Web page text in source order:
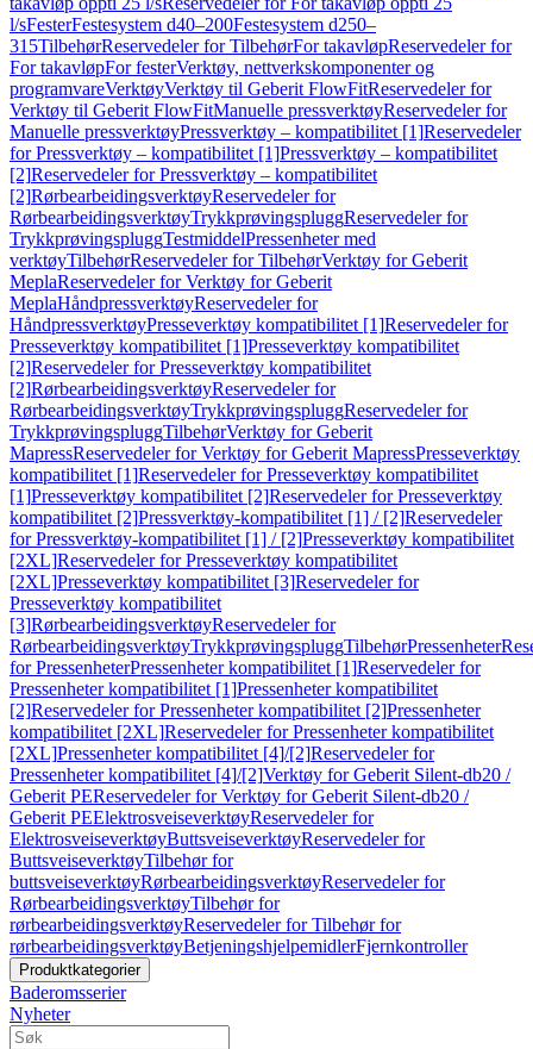
l/sFesterFestesystem d40–200Festesystem d250–
315TilbehørReservedeler for TilbehørFor takavløpReservedeler for
For takavløpFor festerVerktøy, nettverkskomponenter og
programvareVerktøyVerktøy til Geberit FlowFitReservedeler for
Verktøy til Geberit FlowFitManuelle pressverktøyReservedeler for
Manuelle pressverktøyPressverktøy – kompatibilitet [1]Reservedeler
for Pressverktøy – kompatibilitet [1]Pressverktøy – kompatibilitet
[2]Reservedeler for Pressverktøy – kompatibilitet
[2]RørbearbeidingsverktøyReservedeler for
RørbearbeidingsverktøyTrykkprøvingspluggReservedeler for
TrykkprøvingspluggTestmiddelPressenheter med
verktøyTilbehørReservedeler for TilbehørVerktøy for Geberit
MeplaReservedeler for Verktøy for Geberit
MeplaHåndpressverktøyReservedeler for
HåndpressverktøyPresseverktøy kompatibilitet [1]Reservedeler for
Presseverktøy kompatibilitet [1]Presseverktøy kompatibilitet
[2]Reservedeler for Presseverktøy kompatibilitet
[2]RørbearbeidingsverktøyReservedeler for
RørbearbeidingsverktøyTrykkprøvingspluggReservedeler for
TrykkprøvingspluggTilbehørVerktøy for Geberit
MapressReservedeler for Verktøy for Geberit MapressPresseverktøy
kompatibilitet [1]Reservedeler for Presseverktøy kompatibilitet
[1]Presseverktøy kompatibilitet [2]Reservedeler for Presseverktøy
kompatibilitet [2]Pressverktøy-kompatibilitet [1] / [2]Reservedeler
for Pressverktøy-kompatibilitet [1] / [2]Presseverktøy kompatibilitet
[2XL]Reservedeler for Presseverktøy kompatibilitet
[2XL]Presseverktøy kompatibilitet [3]Reservedeler for
Presseverktøy kompatibilitet
[3]RørbearbeidingsverktøyReservedeler for
RørbearbeidingsverktøyTrykkprøvingspluggTilbehørPressenheter
for PressenheterPressenheter kompatibilitet [1]Reservedeler for
Pressenheter kompatibilitet [1]Pressenheter kompatibilitet
[2]Reservedeler for Pressenheter kompatibilitet [2]Pressenheter
kompatibilitet [2XL]Reservedeler for Pressenheter kompatibilitet
[2XL]Pressenheter kompatibilitet [4]/[2]Reservedeler for
Pressenheter kompatibilitet [4]/[2]Verktøy for Geberit Silent-db20 /
Geberit PEReservedeler for Verktøy for Geberit Silent-db20 /
Geberit PEElektrosveiseverktøyReservedeler for
ElektrosveiseverktøyButtsveiseverktøyReservedeler for
ButtsveiseverktøyTilbehør for
buttsveiseverktøyRørbearbeidingsverktøyReservedeler for
RørbearbeidingsverktøyTilbehør for
rørbearbeidingsverktøyReservedeler for Tilbehør for
rørbearbeidingsverktøyBetjeningshjelpemidlerFjernkontroller
Produktkategorier
Baderomsserier
Nyheter